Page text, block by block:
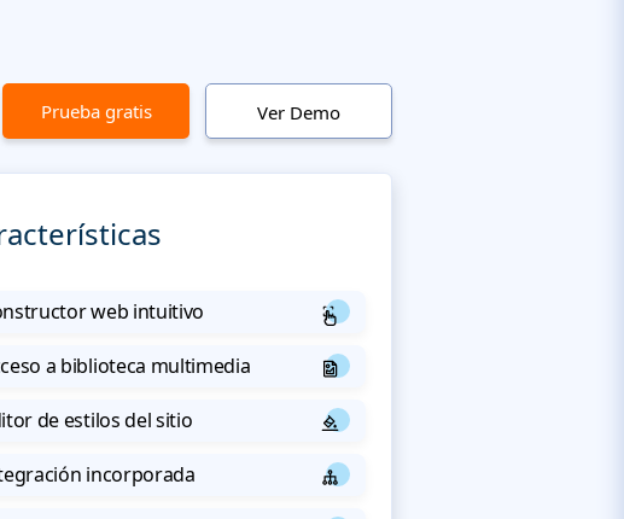
Prueba gratis Ver Demo
web intuitivo
a biblioteca multimedia
de estilos del sitio
incorporada